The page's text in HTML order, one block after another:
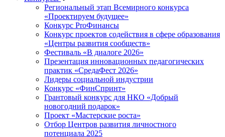
Региональный этап Всемирного конкурса
«Проектируем будущее»
Конкурс ProФинансы
Конкурс проектов содействия в сфере образования
«Центры развития сообществ»
Фестиваль «В диалоге 2026»
Презентация инновационных педагогических
практик «СредаФест 2026»
Лидеры социальной индустрии
Конкурс «ФинСпринт»
Грантовый конкурс для НКО «Добрый
новогодний подарок»
Проект «Мастерские роста»
Отбор Центров развития личностного
потенциала 2025